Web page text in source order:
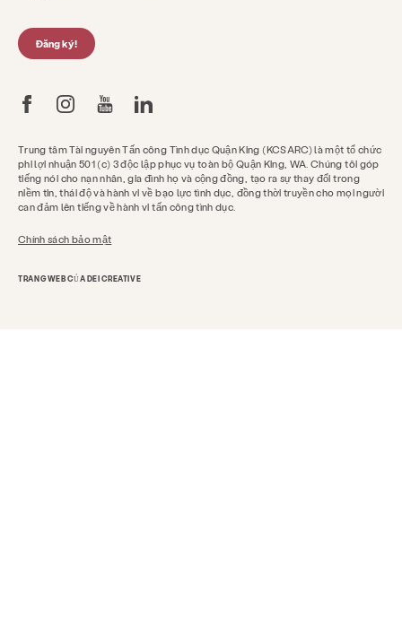
Trung tâm Tài nguyên Tấn công Tình dục Quận King (KCSARC) là một tổ chức
phi lợi nhuận 501 (c) 3 độc lập phục vụ toàn bộ Quận King, WA. Chúng tôi góp
tiếng nói cho nạn nhân, gia đình họ và cộng đồng, tạo ra sự thay đổi trong
niềm tin, thái độ và hành vi về bạo lực tình dục, đồng thời truyền cho mọi người
can đảm lên tiếng về hành vi tấn công tình dục.
Chính sách bảo mật
TRANG WEB CỦA DEI CREATIVE
Đăng ký!